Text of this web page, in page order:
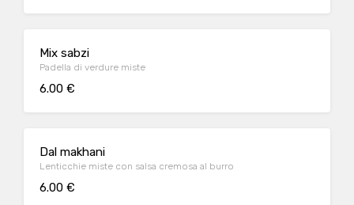
Mix sabzi
Padella di verdure miste
6.00 €
Dal makhani
Lenticchie miste con salsa cremosa al burro
6.00 €